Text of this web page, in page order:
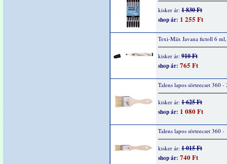
kisker ár: 1 830 Ft
shop ár: 1 255 Ft
Texi-Mäx Javana fictoll 6
kisker ár: 910 Ft
shop ár: 765 Ft
Talens lapos sörteecset 360 -
kisker ár: 1 625 Ft
shop ár: 1 080 Ft
Talens lapos sörteecset 360 -
kisker ár: 1 015 Ft
shop ár: 740 Ft